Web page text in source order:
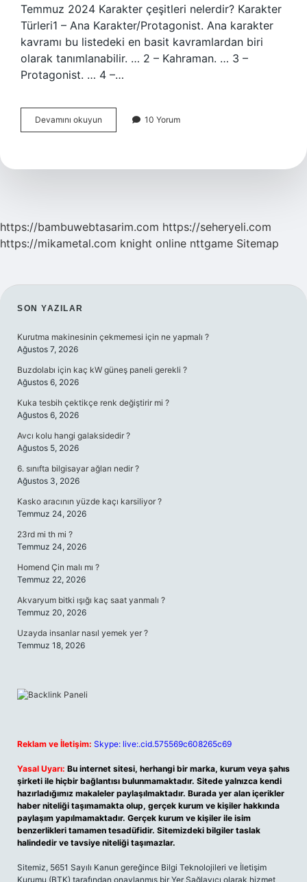
Temmuz 2024 Karakter çeşitleri nelerdir? Karakter
Türleri1 – Ana Karakter/Protagonist. Ana karakter
kavramı bu listedeki en basit kavramlardan biri
olarak tanımlanabilir. … 2 – Kahraman. … 3 –
Protagonist. … 4 –…
Devamını okuyun Yuvarlak
Karakter
10 Yorum
https://bambuwebtasarim.com https://seheryeli.com
https://mikametal.com knight online nttgame Sitemap
SIDEBAR
SON YAZILAR
Kurutma makinesinin çekmemesi için ne yapmalı ?
Ağustos 7, 2026
Buzdolabı için kaç kW güneş paneli gerekli ?
Ağustos 6, 2026
Kuka tesbih çektikçe renk değiştirir mi ?
Ağustos 6, 2026
Avcı kolu hangi galaksidedir ?
Ağustos 5, 2026
6. sınıfta bilgisayar ağları nedir ?
Ağustos 3, 2026
Kasko aracının yüzde kaçı karsiliyor ?
Temmuz 24, 2026
23rd mi th mi ?
Temmuz 24, 2026
Homend Çin malı mı ?
Temmuz 22, 2026
Akvaryum bitki ışığı kaç saat yanmalı ?
Temmuz 20, 2026
Uzayda insanlar nasıl yemek yer ?
Temmuz 18, 2026
Reklam ve İletişim: Skype: live:.cid.575569c608265c69
Yasal Uyarı: Bu internet sitesi, herhangi bir marka, kurum veya şahıs
şirketi ile hiçbir bağlantısı bulunmamaktadır. Sitede yalnızca kendi
hazırladığımız makaleler paylaşılmaktadır. Burada yer alan içerikler
haber niteliği taşımamakta olup, gerçek kurum ve kişiler hakkında
paylaşım yapılmamaktadır. Gerçek kurum ve kişiler ile isim
benzerlikleri tamamen tesadüfidir. Sitemizdeki bilgiler taslak
halindedir ve tavsiye niteliği taşımazlar.
Sitemiz, 5651 Sayılı Kanun gereğince Bilgi Teknolojileri ve İletişim
Kurumu (BTK) tarafından onaylanmış bir Yer Sağlayıcı olarak hizmet